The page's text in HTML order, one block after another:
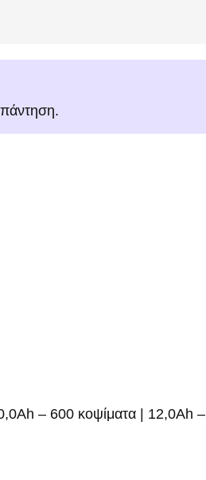
– 600 κοψίματα | 12,0Ah –